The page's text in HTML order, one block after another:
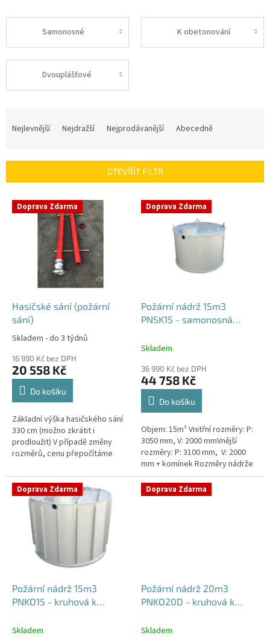
Samonosné K obetonování
Dvouplášťové
í
Nejlevnější Nejdražší Nejprodávanější Abecedně
OTEVŘÍT FILTR
V Doprava Zdarma
Hasičské sání (požární
sání)
Průměrné
produktu
je
4,2
hvězdiček.
Skladem - do 3 týdnů
16 990 Kč bez DPH
20 558 Kč
Do košíku
Základní výška hasičského sání
330 cm (možno zkrátit i
prodloužit) V případě změny
rozměrů, cenu přepočítáme
Doprava Zdarma
Požární nádrž 15m3
PNSK15 - samonosná
Skladem
36 990 Kč bez DPH
44 758 Kč
Do košíku
Objem: 15m³ Vnitřní rozměry: P:
3050 mm, V: 2000 mmVnější
rozměry: P: 3100 mm, V: 2000
mm + komínek Rozměry nádrže
možno jakkoliv upravit -
vyrobíme nádrž na míru!Nádrž...
Doprava Zdarma
Požární nádrž 15m3
PNKO15 - kruhová k
Skladem
Doprava Zdarma
Požární nádrž 20m3
PNKO20D - kruhová k
Skladem